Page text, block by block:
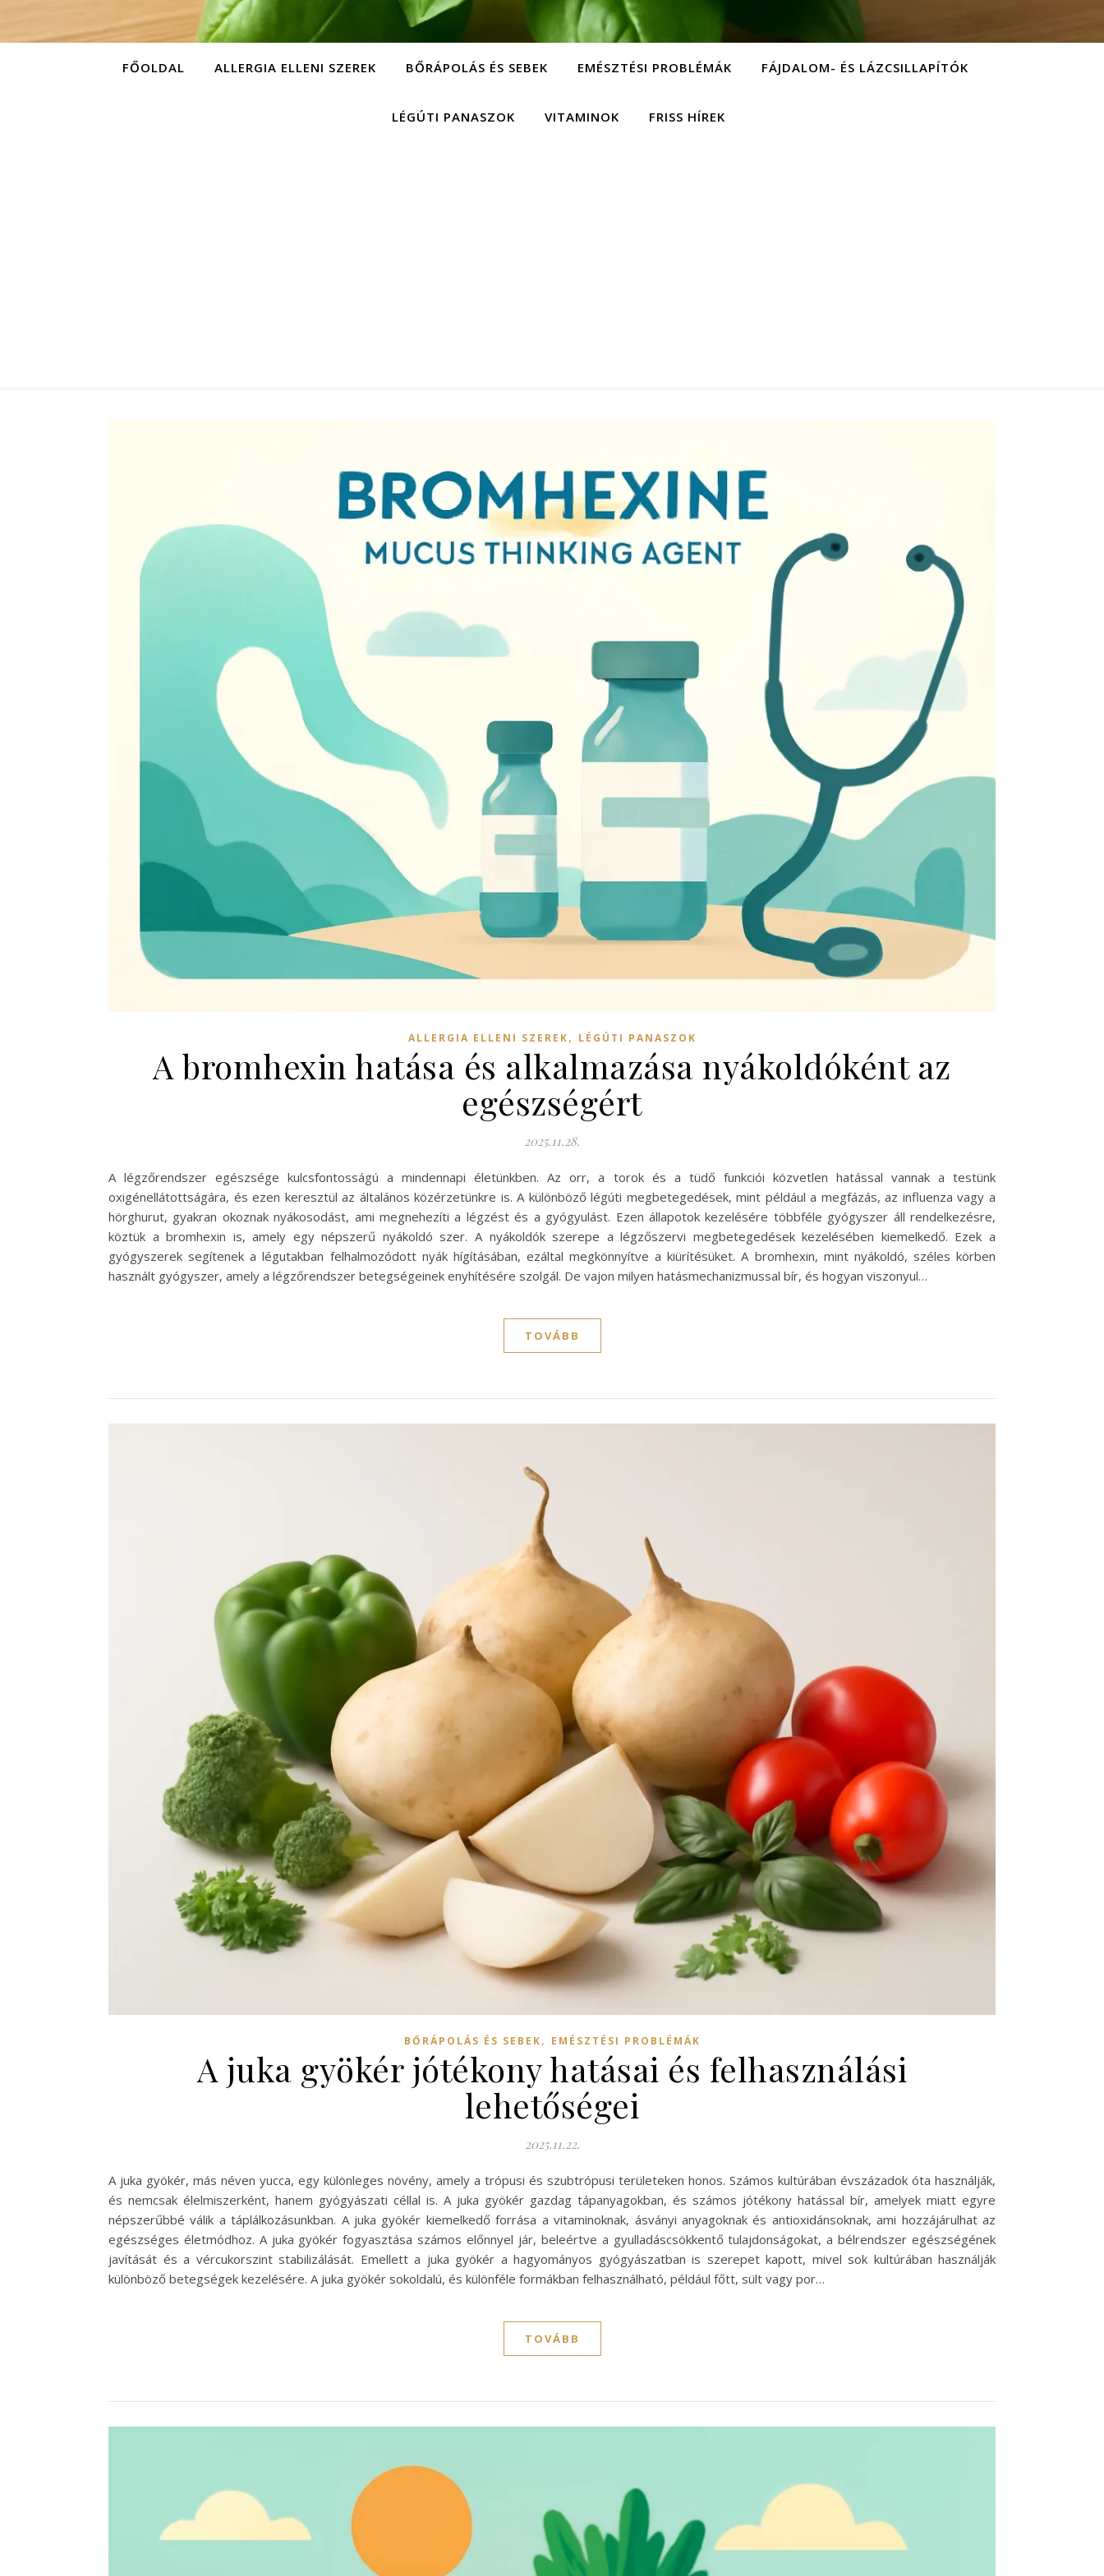
FŐOLDAL ALLERGIA ELLENI SZEREK BŐRÁPOLÁS ÉS SEBEK EMÉSZTÉSI PROBLÉMÁK FÁJDALOM- ÉS LÁZCSILLAPÍTÓK
LÉGÚTI PANASZOK VITAMINOK FRISS HÍREK
ALLERGIA ELLENI SZEREK, LÉGÚTI PANASZOK
A bromhexin hatása és alkalmazása nyákoldóként az
egészségért
2025.11.28.
A légzőrendszer egészsége kulcsfontosságú a mindennapi életünkben. Az orr, a torok és a tüdő funkciói közvetlen hatással vannak a testünk
oxigénellátottságára, és ezen keresztül az általános közérzetünkre is. A különböző légúti megbetegedések, mint például a megfázás, az influenza vagy a
hörghurut, gyakran okoznak nyákosodást, ami megnehezíti a légzést és a gyógyulást. Ezen állapotok kezelésére többféle gyógyszer áll rendelkezésre,
köztük a bromhexin is, amely egy népszerű nyákoldó szer. A nyákoldók szerepe a légzőszervi megbetegedések kezelésében kiemelkedő. Ezek a
gyógyszerek segítenek a légutakban felhalmozódott nyák hígításában, ezáltal megkönnyítve a kiürítésüket. A bromhexin, mint nyákoldó, széles körben
használt gyógyszer, amely a légzőrendszer betegségeinek enyhítésére szolgál. De vajon milyen hatásmechanizmussal bír, és hogyan viszonyul…
TOVÁBB
BŐRÁPOLÁS ÉS SEBEK, EMÉSZTÉSI PROBLÉMÁK
A juka gyökér jótékony hatásai és felhasználási
lehetőségei
2025.11.22.
A juka gyökér, más néven yucca, egy különleges növény, amely a trópusi és szubtrópusi területeken honos. Számos kultúrában évszázadok óta használják,
és nemcsak élelmiszerként, hanem gyógyászati céllal is. A juka gyökér gazdag tápanyagokban, és számos jótékony hatással bír, amelyek miatt egyre
népszerűbbé válik a táplálkozásunkban. A juka gyökér kiemelkedő forrása a vitaminoknak, ásványi anyagoknak és antioxidánsoknak, ami hozzájárulhat az
egészséges életmódhoz. A juka gyökér fogyasztása számos előnnyel jár, beleértve a gyulladáscsökkentő tulajdonságokat, a bélrendszer egészségének
javítását és a vércukorszint stabilizálását. Emellett a juka gyökér a hagyományos gyógyászatban is szerepet kapott, mivel sok kultúrában használják
különböző betegségek kezelésére. A juka gyökér sokoldalú, és különféle formákban felhasználható, például főtt, sült vagy por…
TOVÁBB